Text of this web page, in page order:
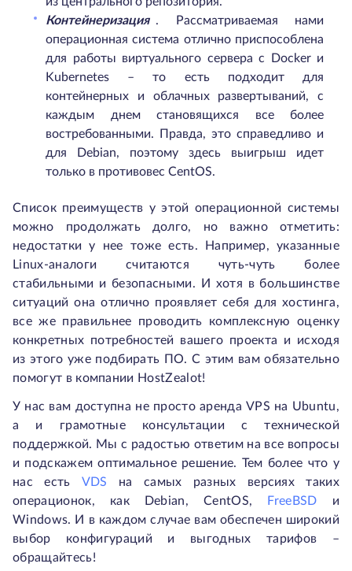
Контейнеризация . Рассматриваемая нами
операционная система отлично приспособлена
для работы виртуального сервера с Docker и
Kubernetes – то есть подходит для
контейнерных и облачных развертываний, с
каждым днем становящихся все более
востребованными. Правда, это справедливо и
для Debian, поэтому здесь выигрыш идет
только в противовес CentOS.
Список преимуществ у этой операционной системы
можно продолжать долго, но важно отметить:
недостатки у нее тоже есть. Например, указанные
Linux-аналоги считаются чуть-чуть более
стабильными и безопасными. И хотя в большинстве
ситуаций она отлично проявляет себя для хостинга,
все же правильнее проводить комплексную оценку
конкретных потребностей вашего проекта и исходя
из этого уже подбирать ПО. С этим вам обязательно
помогут в компании HostZealot!
У нас вам доступна не просто аренда VPS на Ubuntu,
а и грамотные консультации с технической
поддержкой. Мы с радостью ответим на все вопросы
и подскажем оптимальное решение. Тем более что у
нас есть VDS
на самых разных версиях таких
операционок, как Debian, CentOS,
FreeBSD и
Windows. И в каждом случае вам обеспечен широкий
выбор конфигураций и выгодных тарифов –
обращайтесь!